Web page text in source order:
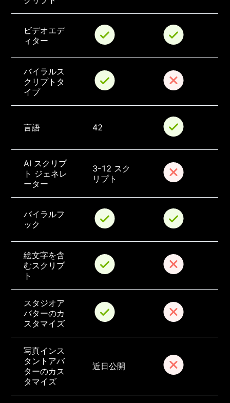
ビデオエデ
ィター
バイラルス
クリプトタ
イプ
言語 42
AI スクリプ
ト ジェネレ
ーター
3-12 スク
リプト
バイラルフ
ック
絵文字を含
むスクリプ
ト
スタジオア
バターのカ
スタマイズ
写真インス
タントアバ
ターのカス
タマイズ
近日公開